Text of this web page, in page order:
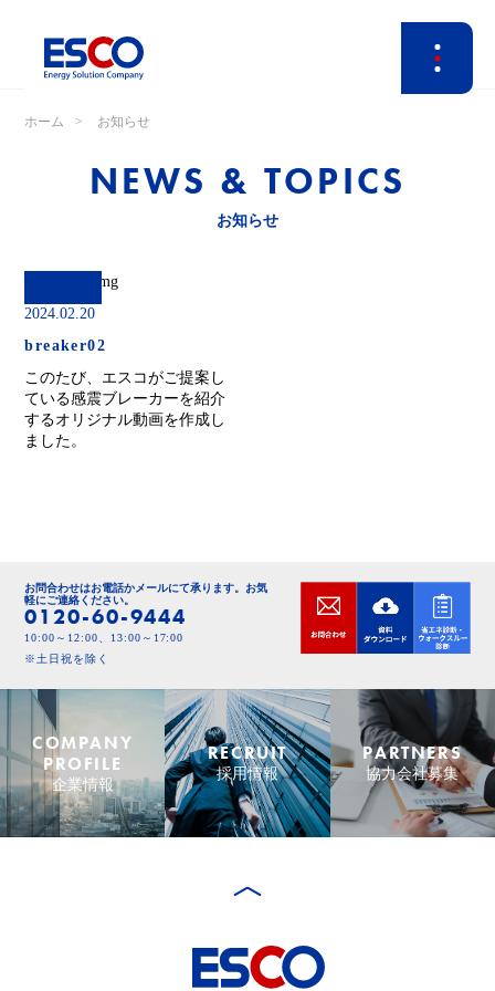
ホーム お知らせ
NEWS & TOPICS
お知らせ
2024.02.20
breaker02
このたび、エスコがご提案し
ている感震ブレーカーを紹介
するオリジナル動画を作成し
ました。
お問合わせはお電話かメールにて承ります。 お気
軽にご連絡ください。
0120-60-9444
10:00～12:00、13:00～17:00
※土日祝を除く
COMPANY
PROFILE
企業情報
RECRUIT
採用情報
PARTNERS
協力会社募集